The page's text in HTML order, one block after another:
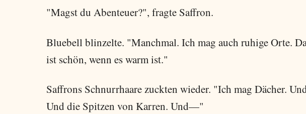
"Magst du Abenteuer?", fragte Saffron.
Bluebell blinzelte. "Manchmal. Ich mag auch ruhige Orte.
ist schön, wenn es warm ist."
Saffrons Schnurrhaare zuckten wieder. "Ich mag Dächer.
Und die Spitzen von Karren. Und—"